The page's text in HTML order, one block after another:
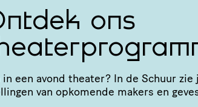
ons
in een avond theater? In de Schuur
van opkomende makers en